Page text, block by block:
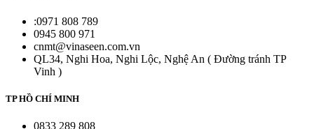
:0971 808 789
0945 800 971
cnmt@vinaseen.com.vn
QL34, Nghi Hoa, Nghi Lộc, Nghệ An ( Đường tránh TP
Vinh )
TP HỒ CHÍ MINH
0833 289 808